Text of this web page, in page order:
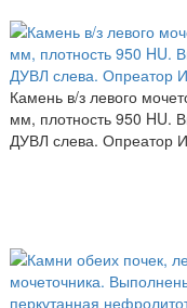
Камень в/з левого
мм, плотность 950 HU.
ДУВЛ слева. Опреатор